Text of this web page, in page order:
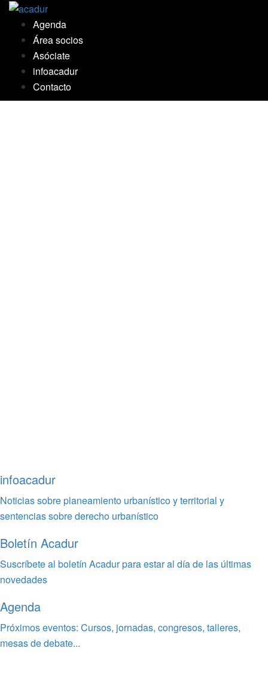
Saltar
contenido
Agenda
Área socios
Asóciate
infoacadur
Contacto
infoacadur
Noticias sobre planeamiento urbanístico y territorial y
sentencias sobre derecho urbanístico
Boletín Acadur
Suscríbete al boletín Acadur para estar al día de las últimas
novedades
Agenda
Próximos eventos: Cursos, jornadas, congresos, talleres,
mesas de debate...